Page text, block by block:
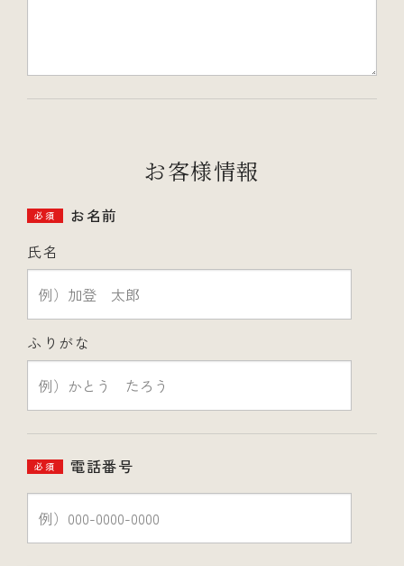
お客様情報
お名前
必須
氏名
ふりがな
電話番号
必須